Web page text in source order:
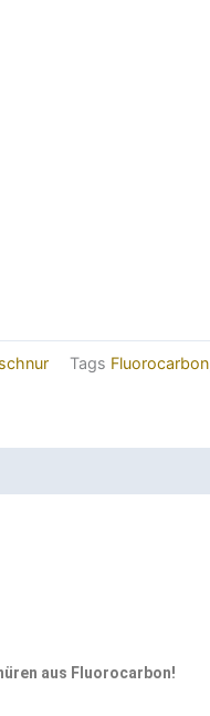
Tags Fluorocarbon
aus Fluorocarbon!